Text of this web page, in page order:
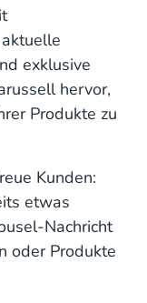
exklusive
hervor,
Produkte zu
Kunden:
etwas
Nachricht
oder Produkte